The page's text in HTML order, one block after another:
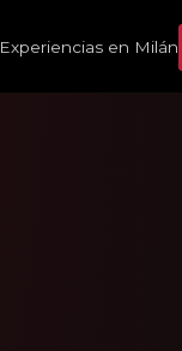
Experiencias en Milán